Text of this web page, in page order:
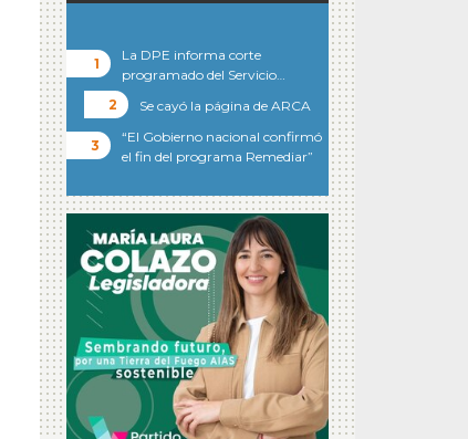
La DPE informa corte
programado del Servicio…
Se cayó la página de ARCA
“El Gobierno nacional confirmó
el fin del programa Remediar”